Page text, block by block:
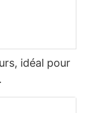
idéal pour